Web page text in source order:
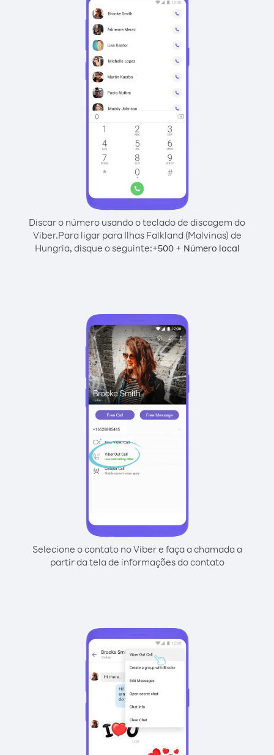
Discar o número usando o teclado de discagem do
Viber.Para ligar para Ilhas Falkland (Malvinas) de
Hungria, disque o seguinte:+500+ Número local
Selecione o contato no Viber e faça a chamada a
partir da tela de informações do contato